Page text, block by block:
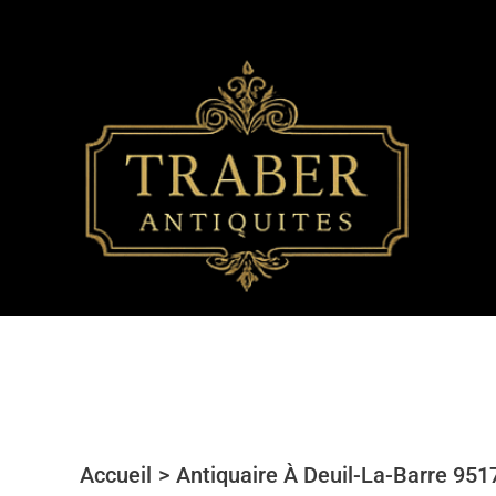
Accueil Antiquaire À Deuil-La-Barre